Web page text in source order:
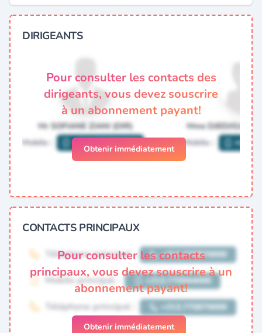
DIRIGEANTS
Pour consulter les contacts des
dirigeants, vous devez souscrire
à un abonnement payant!
Obtenir immédiatement
CONTACTS PRINCIPAUX
Pour consulter les contacts
principaux, vous devez souscrire à un
abonnement payant!
Obtenir immédiatement